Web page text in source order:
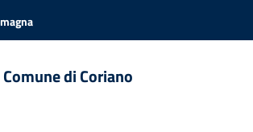
la navigazione
Comune di Coriano